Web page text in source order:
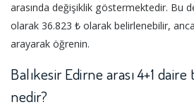
arasında değişiklik göstermektedir. Bu
olarak 36.823 ₺ olarak belirlenebilir,
arayarak öğrenin.
Balıkesir Edirne arası 4+1
nedir?